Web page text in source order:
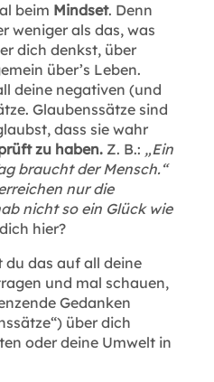
beim Mindset. Denn
weniger als das, was
dich denkst, über
über’s Leben.
deine negativen (und
Glaubenssätze sind
dass sie wahr
zu haben.Z. B.: „Ein
braucht der Mensch.“
nur die
nicht so ein Glück wie
hier?
du das auf all deine
und mal schauen,
Gedanken
über dich
oder deine Umwelt in